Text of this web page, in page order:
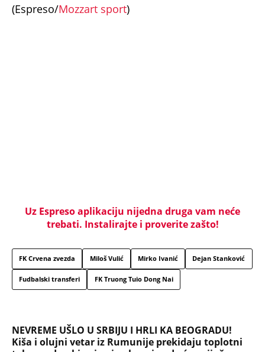
(Espreso/Mozzart sport)
Uz Espreso aplikaciju nijedna druga vam neće
trebati. Instalirajte i proverite zašto!
FK Crvena zvezda Miloš Vulić Mirko Ivanić Dejan Stanković
Fudbalski transferi FK Truong Tuio Dong Nai
NEVREME UŠLO U SRBIJU I HRLI KA BEOGRADU!
Kiša i olujni vetar iz Rumunije prekidaju toplotni